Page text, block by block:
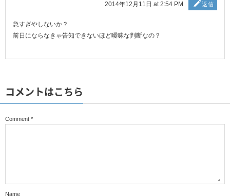
2014年12月11日 at 2:54 PM 返信
急すぎやしないか？
前日にならなきゃ告知できないほど曖昧な判断なの？
コメントはこちら
Comment *
Name